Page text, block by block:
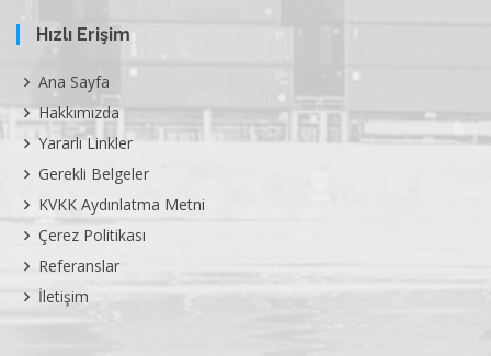
Hızlı Erişim
Ana Sayfa
Hakkımızda
Yararlı Linkler
Gerekli Belgeler
KVKK Aydınlatma Metni
Çerez Politikası
Referanslar
İletişim